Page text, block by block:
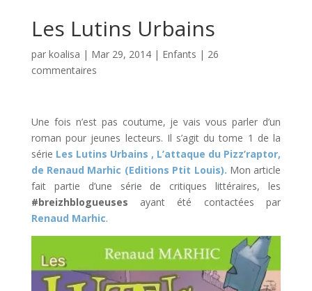
Les Lutins Urbains
par koalisa | Mar 29, 2014| Enfants | 26
commentaires
Une fois n’est pas coutume, je vais vous parler d’un
roman pour jeunes lecteurs. Il s’agit du tome 1 de la
série Les Lutins Urbains , L’attaque du Pizz’raptor,
de Renaud Marhic (Editions Ptit Louis). Mon article
fait partie d’une série de critiques littéraires, les
#breizhblogueuses ayant été contactées par
Renaud Marhic.